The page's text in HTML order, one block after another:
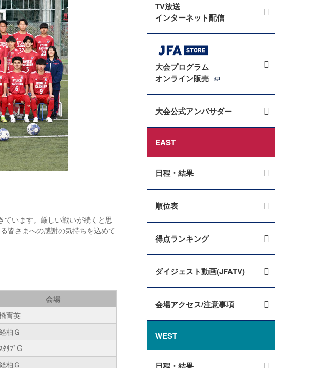
ています。厳しい戦いが続くと思
皆さまへの感謝の気持ちを込めて
会場
育英
柏Ｇ
ﾀｻﾌﾞG
柏Ｇ
TV放送
インターネット配信
大会プログラム
オンライン販売
大会公式アンバサダー
EAST
日程・結果
順位表
得点ランキング
ダイジェスト動画(JFATV)
会場アクセス/注意事項
WEST